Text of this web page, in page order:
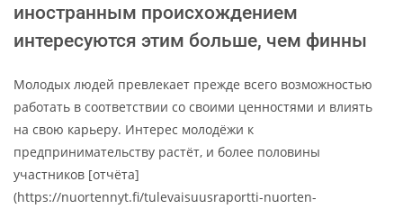
иностранным происхождением
интересуются этим больше, чем финны
Молодых людей превлекает прежде всего возможностью
работать в соответствии со своими ценностями и влиять
на свою карьеру. Интерес молодёжи к
предпринимательству растёт, и более половины
участников [отчёта]
(https://nuortennyt.fi/tulevaisuusraportti-nuorten-